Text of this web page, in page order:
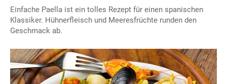
Einfache Paella ist ein tolles Rezept für einen spanischen
Klassiker. Hühnerfleisch und Meeresfrüchte runden den
Geschmack ab.